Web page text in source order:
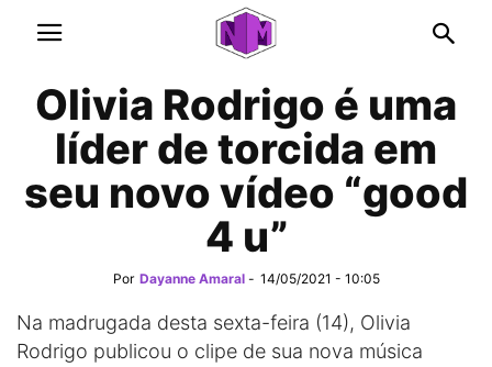
Olivia Rodrigo é uma
líder de torcida em
seu novo vídeo “good
4 u”
Por Dayanne Amaral - 14/05/2021 - 10:05
Na madrugada desta sexta-feira (14), Olivia
Rodrigo publicou o clipe de sua nova música